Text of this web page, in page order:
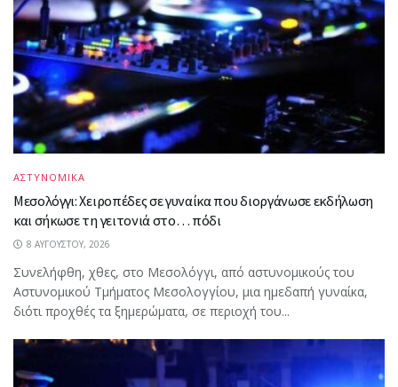
ΑΣΤΥΝΟΜΙΚΑ
Μεσολόγγι: Χειροπέδες σε γυναίκα που διοργάνωσε εκδήλωση
και σήκωσε τη γειτονιά στο… πόδι
8 ΑΥΓΟΎΣΤΟΥ, 2026
Συνελήφθη, χθες, στο Μεσολόγγι, από αστυνομικούς του
Αστυνομικού Τμήματος Μεσολογγίου, μια ημεδαπή γυναίκα,
διότι προχθές τα ξημερώματα, σε περιοχή του...